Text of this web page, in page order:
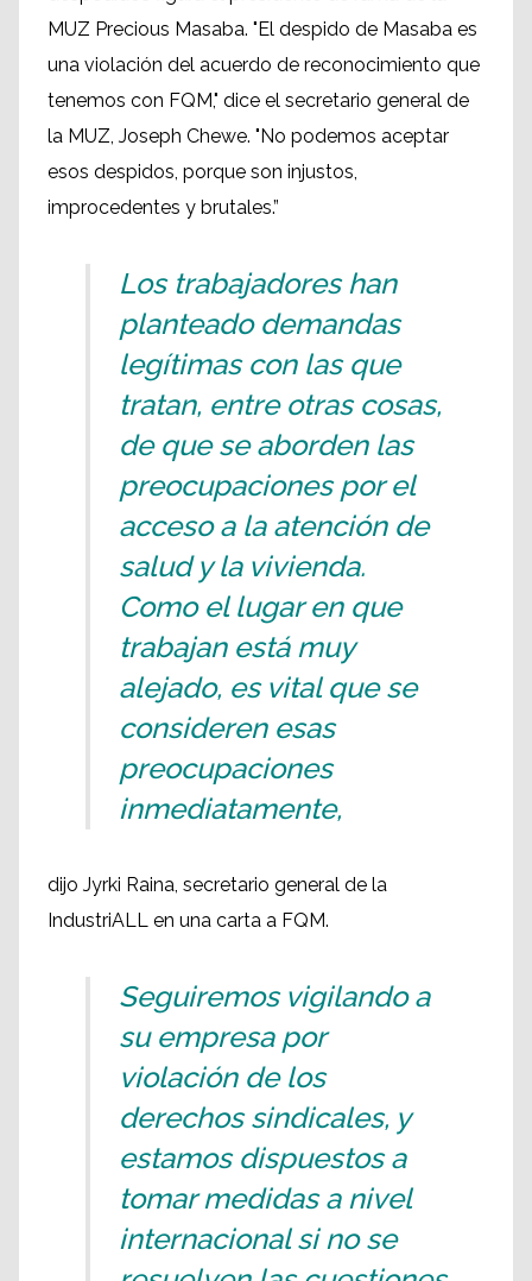
MUZ Precious Masaba. "El despido de Masaba es
una violación del acuerdo de reconocimiento que
tenemos con FQM," dice el secretario general de
la MUZ, Joseph Chewe. "No podemos aceptar
esos despidos, porque son injustos,
improcedentes y brutales.”
Los trabajadores han
planteado demandas
legítimas con las que
tratan, entre otras cosas,
de que se aborden las
preocupaciones por el
acceso a la atención de
salud y la vivienda.
Como el lugar en que
trabajan está muy
alejado, es vital que se
consideren esas
preocupaciones
inmediatamente,
dijo Jyrki Raina, secretario general de la
IndustriALL en una carta a FQM.
Seguiremos vigilando a
su empresa por
violación de los
derechos sindicales, y
estamos dispuestos a
tomar medidas a nivel
internacional si no se